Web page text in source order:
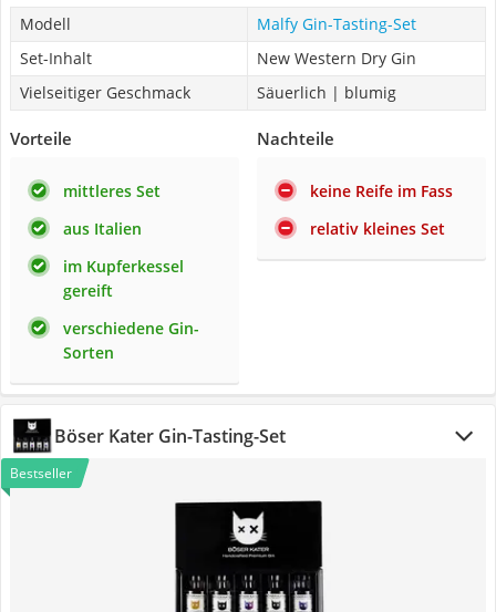
Modell
Malfy Gin-Tasting-Set
Set-Inhalt
New Western Dry Gin
Vielseitiger Geschmack
Säuerlich | blumig
Vorteile
mittleres Set
aus Italien
im Kupferkessel
gereift
verschiedene Gin-
Sorten
Nachteile
keine Reife im Fass
relativ kleines Set
Böser Kater Gin-Tasting-Set
Bestseller